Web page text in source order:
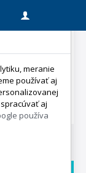
meranie
používať aj
aj
používa